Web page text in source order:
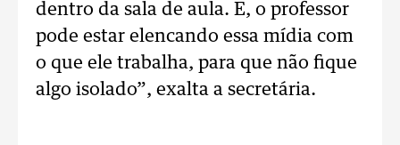
dentro da sala de aula. E, o professor
pode estar elencando essa mídia com
o que ele trabalha, para que não fique
algo isolado”, exalta a secretária.